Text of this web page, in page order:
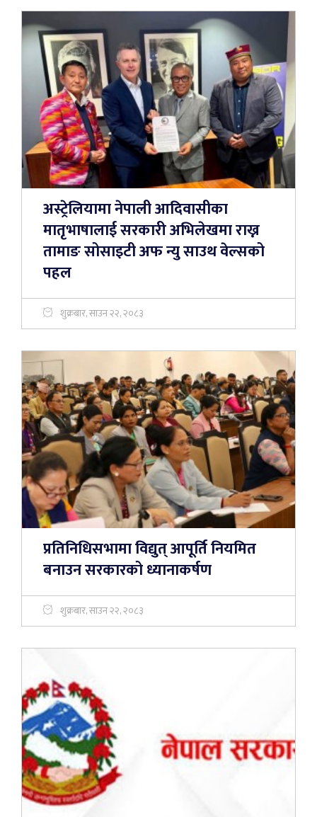
अस्ट्रेलियामा नेपाली आदिवासीका
मातृभाषालाई सरकारी अभिलेखमा राख्न
तामाङ सोसाइटी अफ न्यु साउथ वेल्सको
पहल
शुक्रबार, साउन २२, २०८३
प्रतिनिधिसभामा विद्युत् आपूर्ति नियमित
बनाउन सरकारको ध्यानाकर्षण
शुक्रबार, साउन २२, २०८३